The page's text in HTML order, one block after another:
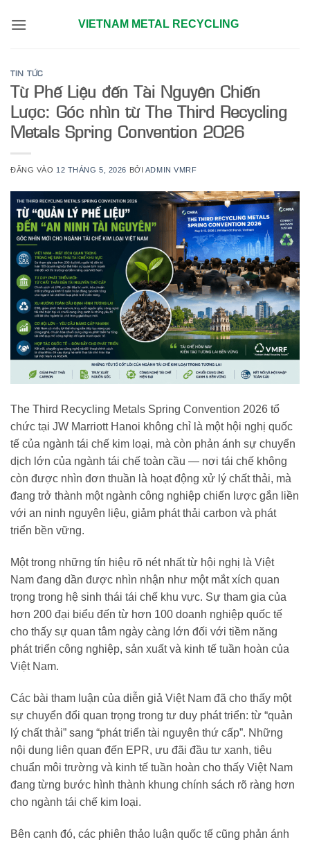
qua
VIETNAM METAL RECYCLING
TIN TỨC
Từ Phế Liệu đến Tài Nguyên Chiến
Lược: Góc nhìn từ The Third Recycling
Metals Spring Convention 2026
ĐĂNG VÀO 12 THÁNG 5, 2026 BỞI ADMIN VMRF
The Third Recycling Metals Spring Convention 2026 tổ
chức tại JW Marriott Hanoi không chỉ là một hội nghị quốc
tế của ngành tái chế kim loại, mà còn phản ánh sự chuyển
dịch lớn của ngành tái chế toàn cầu — nơi tái chế không
còn được nhìn đơn thuần là hoạt động xử lý chất thải, mà
đang trở thành một ngành công nghiệp chiến lược gắn liền
với an ninh nguyên liệu, giảm phát thải carbon và phát
triển bền vững.
Một trong những tín hiệu rõ nét nhất từ hội nghị là Việt
Nam đang dần được nhìn nhận như một mắt xích quan
trọng trong hệ sinh thái tái chế khu vực. Sự tham gia của
hơn 200 đại biểu đến từ hơn 100 doanh nghiệp quốc tế
cho thấy sự quan tâm ngày càng lớn đối với tiềm năng
phát triển công nghiệp, sản xuất và kinh tế tuần hoàn của
Việt Nam.
Các bài tham luận của diễn giả Việt Nam đã cho thấy một
sự chuyển đổi quan trọng trong tư duy phát triển: từ “quản
lý chất thải” sang “phát triển tài nguyên thứ cấp”. Những
nội dung liên quan đến EPR, ưu đãi đầu tư xanh, tiêu
chuẩn môi trường và kinh tế tuần hoàn cho thấy Việt Nam
đang từng bước hình thành khung chính sách rõ ràng hơn
cho ngành tái chế kim loại.
Bên cạnh đó, các phiên thảo luận quốc tế cũng phản ánh